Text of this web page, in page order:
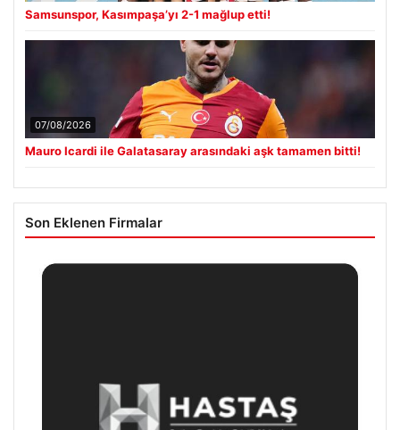
Samsunspor, Kasımpaşa’yı 2-1 mağlup etti!
07/08/2026
Mauro Icardi ile Galatasaray arasındaki aşk tamamen bitti!
Son Eklenen Firmalar